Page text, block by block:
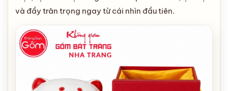
và đầy trân trọng ngay từ cái nhìn đầu tiên.